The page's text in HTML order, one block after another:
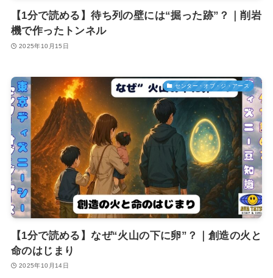
【1分で読める】待ち列の壁には“掘った跡”？｜削岩
機で作ったトンネル
2025年10月15日
センター・オブ・ジ・アース
【1分で読める】なぜ“火山の下に卵”？｜創造の火と
命のはじまり
2025年10月14日